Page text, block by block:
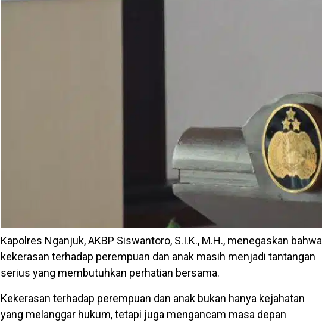
Kapolres Nganjuk, AKBP Siswantoro, S.I.K., M.H., menegaskan bahwa
kekerasan terhadap perempuan dan anak masih menjadi tantangan
serius yang membutuhkan perhatian bersama.
Kekerasan terhadap perempuan dan anak bukan hanya kejahatan
yang melanggar hukum, tetapi juga mengancam masa depan